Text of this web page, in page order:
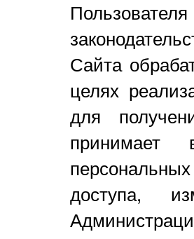
Сайта
целях
для
доступа,